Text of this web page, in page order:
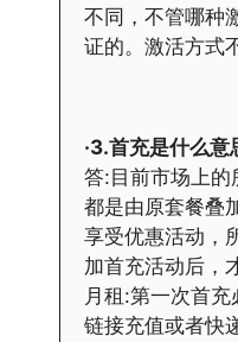
不同，不管哪种
证的。激活方式
·3.首充是什么
答:目前市场上的
都是由原套餐叠
享受优惠活动，
加首充活动后，
月租:第一次首
链接充值或者快